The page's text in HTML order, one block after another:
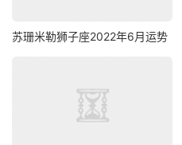
苏珊米勒狮子座2022年6月运势